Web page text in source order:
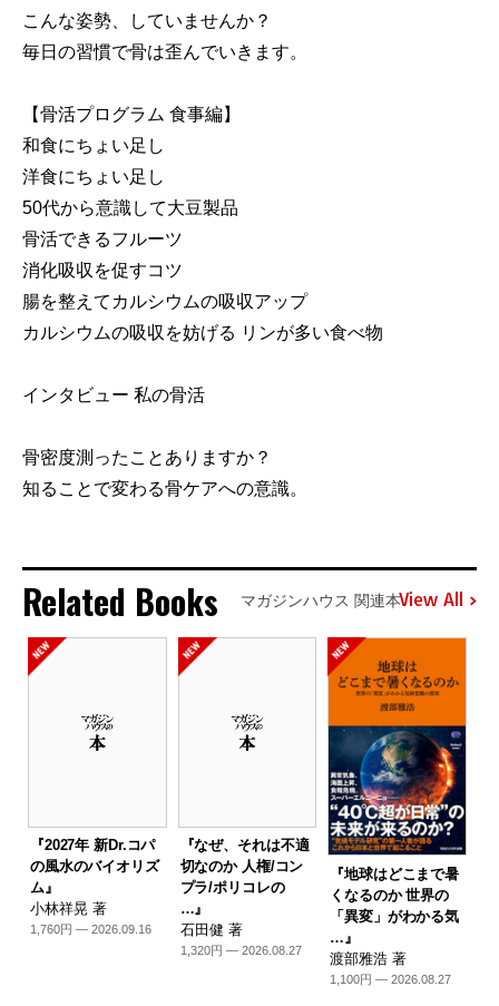
こんな姿勢、していませんか？
毎日の習慣で骨は歪んでいきます。
【骨活プログラム 食事編】
和食にちょい足し
洋食にちょい足し
50代から意識して大豆製品
骨活できるフルーツ
消化吸収を促すコツ
腸を整えてカルシウムの吸収アップ
カルシウムの吸収を妨げる リンが多い食べ物
インタビュー 私の骨活
骨密度測ったことありますか？
知ることで変わる骨ケアへの意識。
Related Books マガジンハウス 関連本View All
『2027年 新Dr.コパ
の風水のバイオリズ
ム』
小林祥晃 著
1,760円 — 2026.09.16
『なぜ、それは不適
切なのか 人権/コン
プラ/ポリコレの
…』
石田健 著
1,320円 — 2026.08.27
『地球はどこまで暑
くなるのか 世界の
「異変」がわかる気
…』
渡部雅浩 著
1,100円 — 2026.08.27